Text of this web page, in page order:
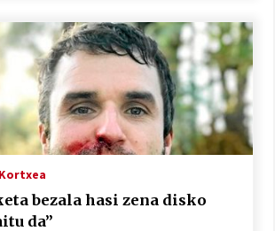
Arrosaren IX. Topaketak – Mila
esker guztioi!
2021/11/11
Arrosa sareko IX. topaketak!
2021/10/13
Azaroak 6 Iurretan Arrosa sarearen
IX. topaketak
bezala hasi zena disko
da”